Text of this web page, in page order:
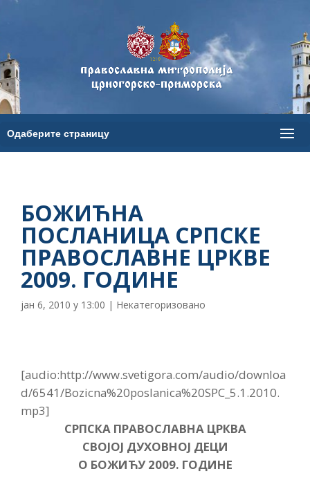
БОЖИЋНА
ПОСЛАНИЦА СРПСКЕ
ПРАВОСЛАВНЕ ЦРКВЕ
2009. ГОДИНЕ
јан 6, 2010 у 13:00 | Некатегоризовано
[audio:http://www.svetigora.com/audio/downloa
d/6541/Bozicna%20poslanica%20SPC_5.1.2010.
mp3]
СРПСКА ПРАВОСЛАВНА ЦРКВА
СВОЈОЈ ДУХОВНОЈ ДЕЦИ
О БОЖИЋУ 2009. ГОДИНЕ